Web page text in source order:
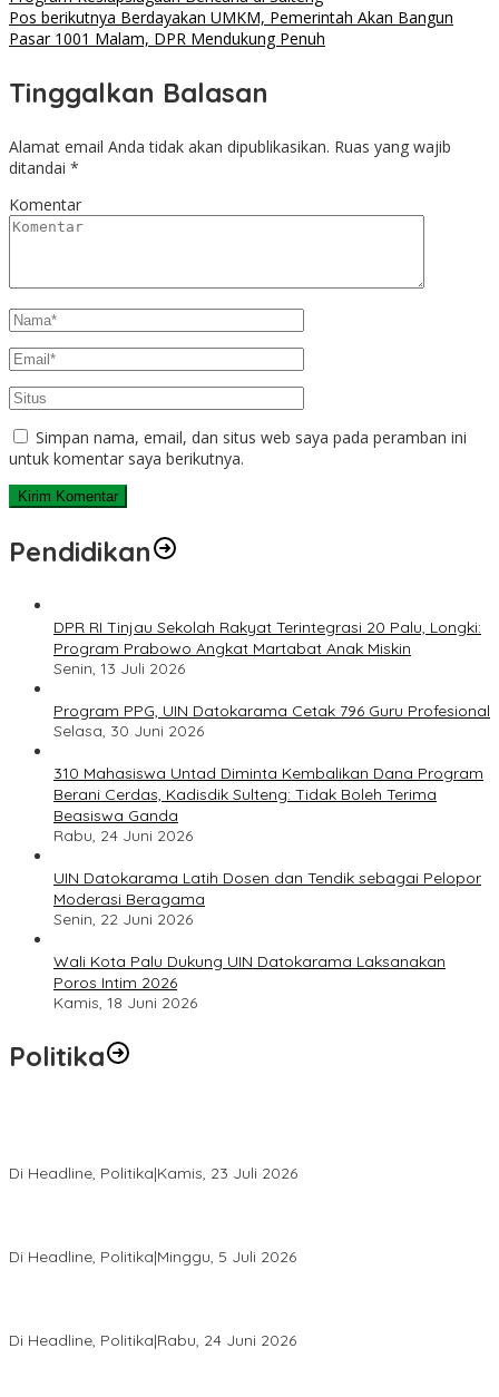
Pos berikutnya Berdayakan UMKM, Pemerintah Akan Bangun
Pasar 1001 Malam, DPR Mendukung Penuh
Tinggalkan Balasan
Alamat email Anda tidak akan dipublikasikan. Ruas yang wajib
ditandai *
Komentar
Simpan nama, email, dan situs web saya pada peramban ini
untuk komentar saya berikutnya.
Pendidikan
DPR RI Tinjau Sekolah Rakyat Terintegrasi 20 Palu, Longki:
Program Prabowo Angkat Martabat Anak Miskin
Senin, 13 Juli 2026
Program PPG, UIN Datokarama Cetak 796 Guru Profesional
Selasa, 30 Juni 2026
310 Mahasiswa Untad Diminta Kembalikan Dana Program
Berani Cerdas, Kadisdik Sulteng: Tidak Boleh Terima
Beasiswa Ganda
Rabu, 24 Juni 2026
UIN Datokarama Latih Dosen dan Tendik sebagai Pelopor
Moderasi Beragama
Senin, 22 Juni 2026
Wali Kota Palu Dukung UIN Datokarama Laksanakan
Poros Intim 2026
Kamis, 18 Juni 2026
Politika
Di Headline, Politika|Kamis, 23 Juli 2026
Di Headline, Politika|Minggu, 5 Juli 2026
Di Headline, Politika|Rabu, 24 Juni 2026